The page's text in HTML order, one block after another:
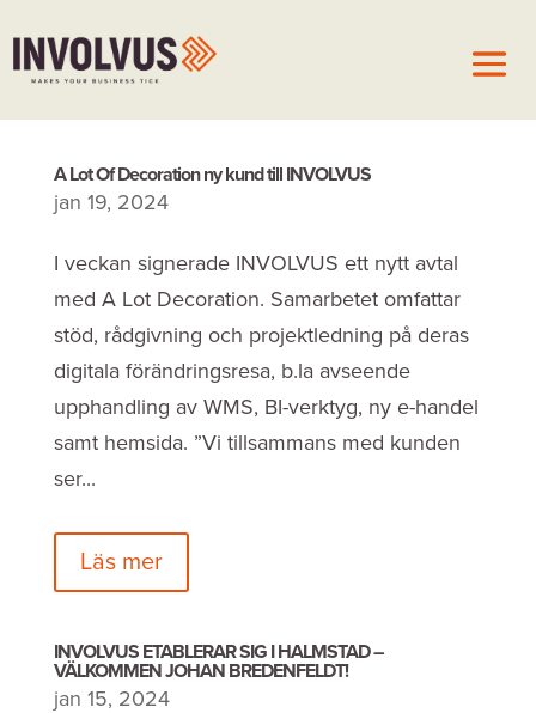
A Lot Of Decoration ny kund till INVOLVUS
jan 19, 2024
I veckan signerade INVOLVUS ett nytt avtal
med A Lot Decoration. Samarbetet omfattar
stöd, rådgivning och projektledning på deras
digitala förändringsresa, b.la avseende
upphandling av WMS, BI-verktyg, ny e-handel
samt hemsida. ”Vi tillsammans med kunden
ser...
Läs mer
INVOLVUS ETABLERAR SIG I HALMSTAD –
VÄLKOMMEN JOHAN BREDENFELDT!
jan 15, 2024